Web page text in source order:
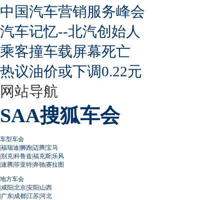
中国汽车营销服务峰会
汽车记忆--北汽创始人
乘客撞车载屏幕死亡
热议油价或下调0.22元
网站导航
SAA搜狐车会
车型车会
|福瑞迪|狮跑|迈腾|宝马
|别克|科鲁兹|福克斯|乐风
|速腾|菲亚特|奔驰|赛拉图
地方车会
|咸阳|北京|安阳|山西
|广东|成都|江苏|河北